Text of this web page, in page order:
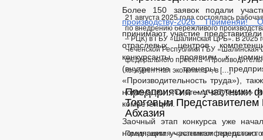
21 августа 2025 года состоялась
по внедрению бережливого
– РЦК) в ГБУ «Шалинская ЦРБ». В 2025
Чеченской Республики ГБУ «Шалинская
федерального проекта
конкурентная экономика», в […]
Предприятия – участники
Торговым
Абхазия
Предприятия – участники
Более 150 заявок подали
производству-2026 Применяй!
принимают участие
отраслевых центров
конкурсанты проявили к
(внутренние тренеры
«Производительность труда»),
номинации «Система обучения»
компетенций.
Заочный этап конкурса уже
номинации участникам